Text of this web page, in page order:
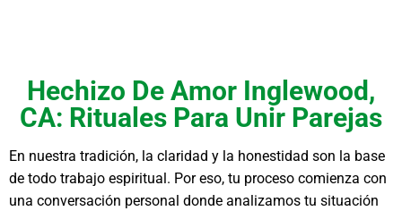
Hechizo De Amor Inglewood,
CA: Rituales Para Unir Parejas
En nuestra tradición, la claridad y la honestidad son la base
de todo trabajo espiritual. Por eso, tu proceso comienza con
una conversación personal donde analizamos tu situación